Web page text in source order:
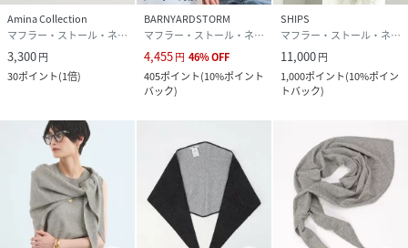
✓「商品のお気に入り登録」で・・・
ラスト1点や再入荷の通知が届きます。登録して頂いた商品
だけが対象となる、あなただけのタイムセールが開催される
ことも！
新商品や再入荷など、いち早くブランドのお得な情報を
受け取ることができますので、ご登録をおすすめします！
------------------------------------------------------------
--------------------
【注意点】
※画像の商品は光の照射や角度、お使いのモニター環境によ
Amina Collection
マフラー・ストール・ネックウォーマー
3,300円
30ポイント(1倍)
BARNYARDSTORM
マフラー・ストール・ネックウォーマー
4,455円 46%OFF
405ポイント(10%ポイント
バック)
SHIPS
マフラー・ストール・ネックウォーマー
11,000円
1,000ポイント(10%ポイン
トバック)